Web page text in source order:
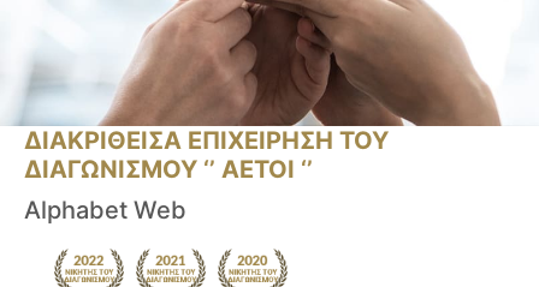
ΔΙΑΚΡΙΘΕΙΣΑ ΕΠΙΧΕΙΡΗΣΗ ΤΟΥ
ΔΙΑΓΩΝΙΣΜΟΥ ‘’ ΑΕΤΟΙ ‘’
Alphabet Web